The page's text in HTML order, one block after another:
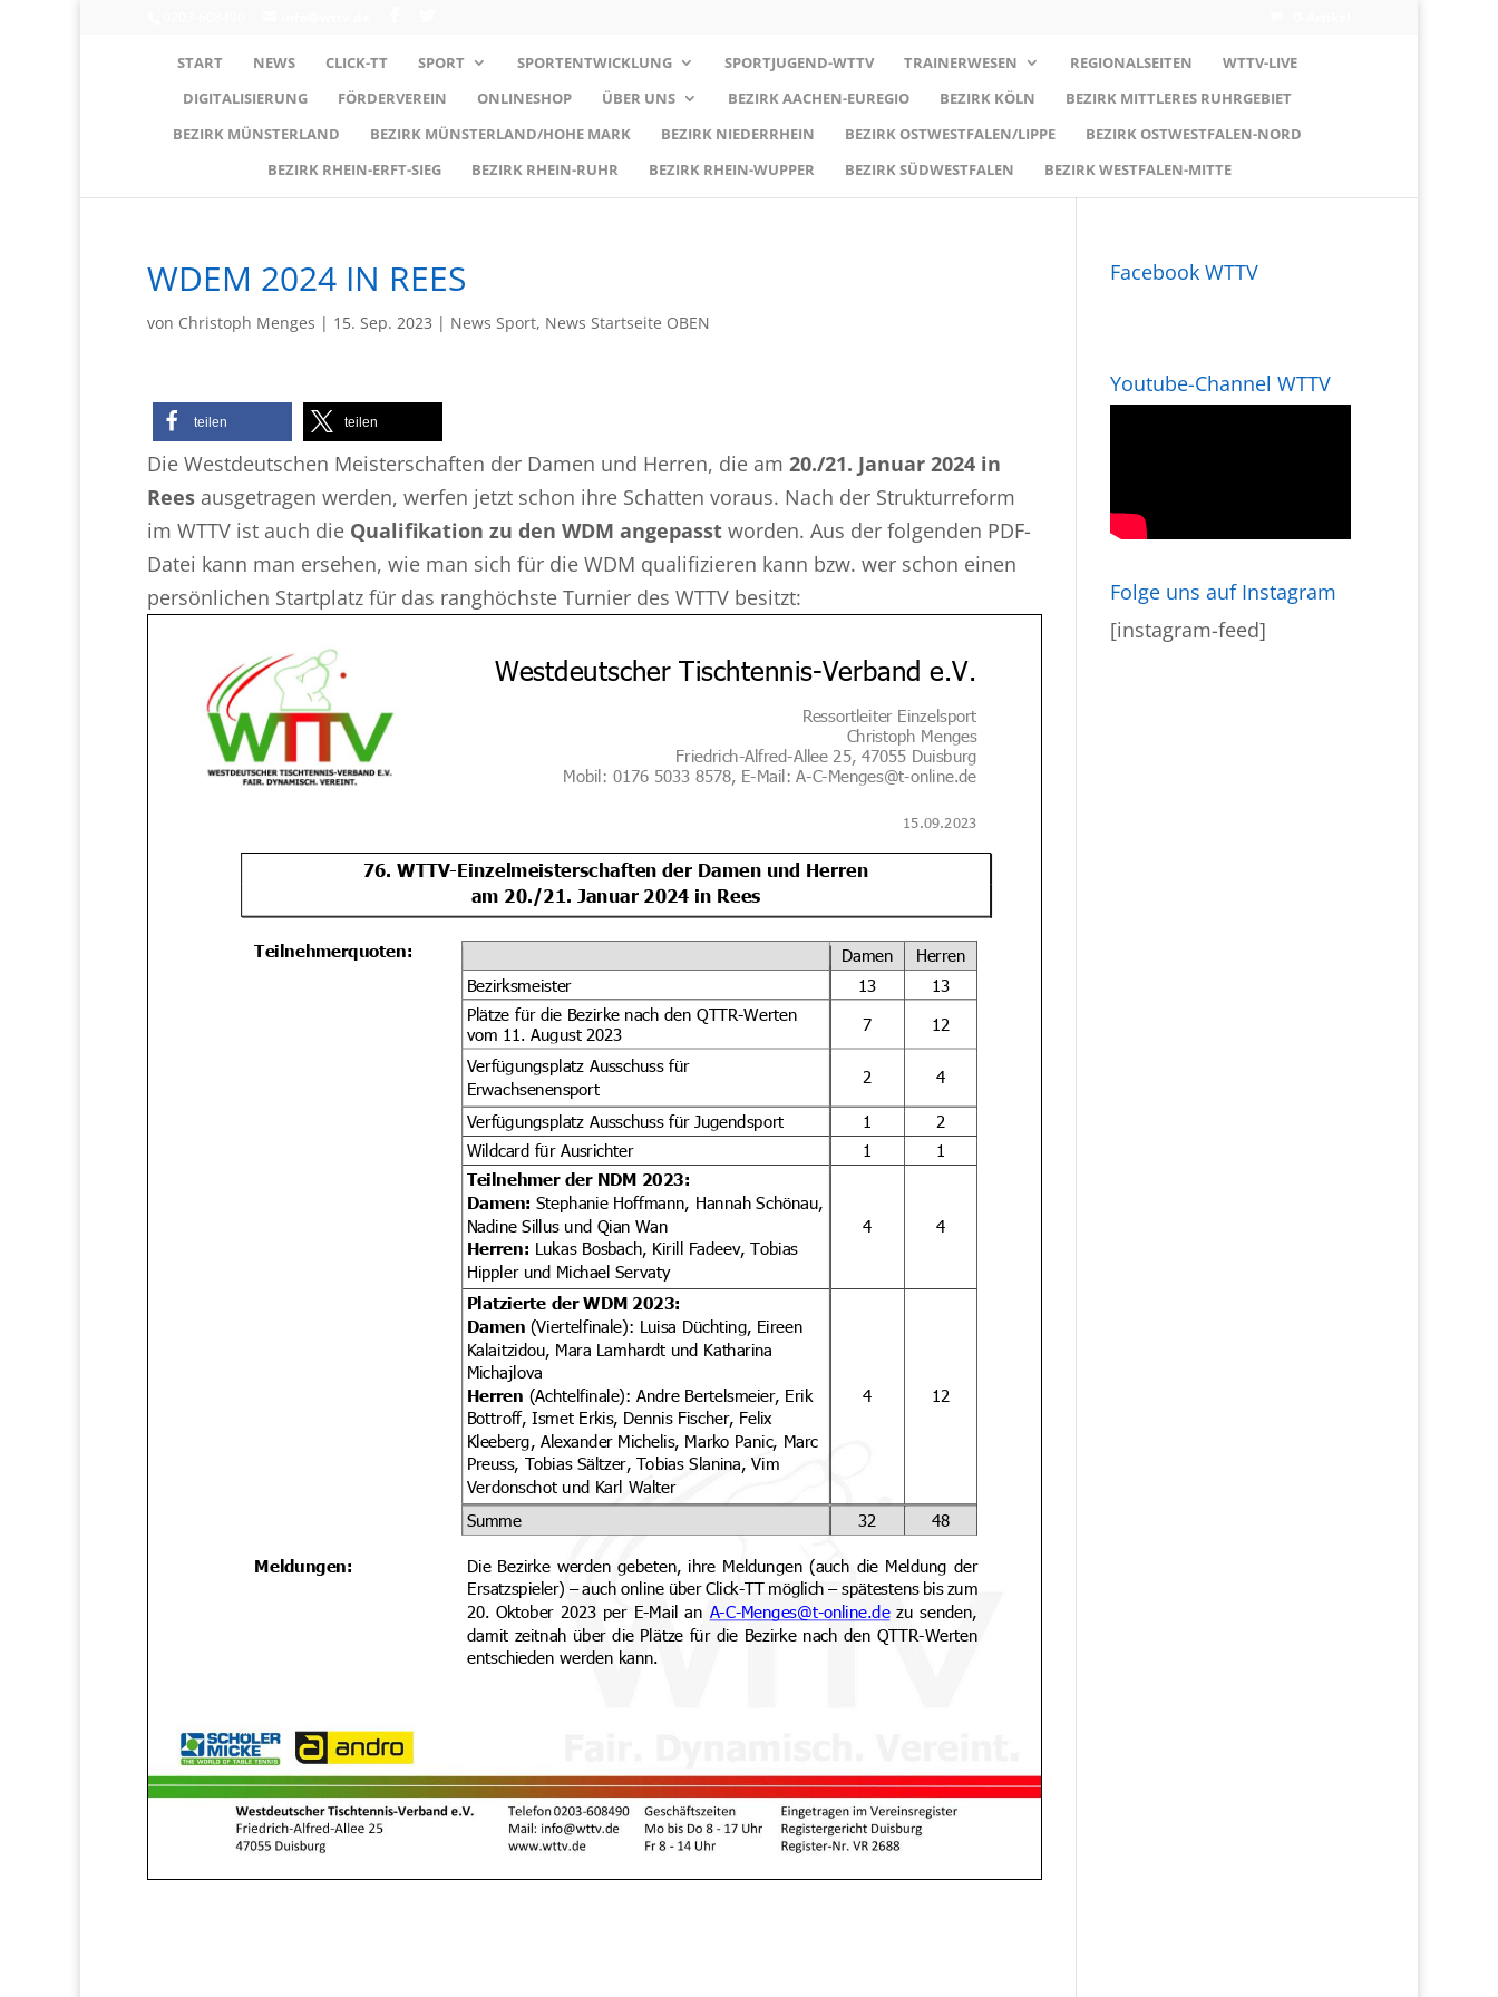
START NEWS CLICK-TT SPORT SPORTENTWICKLUNG SPORTJUGEND-WTTV TRAINERWESEN REGIONALSEITEN
WTTV-LIVE
DIGITALISIERUNG
FÖRDERVEREIN ONLINESHOP ÜBER UNS BEZIRK AACHEN-EUREGIO BEZIRK KÖLN
BEZIRK MITTLERES RUHRGEBIET
BEZIRK MÜNSTERLAND
BEZIRK MÜNSTERLAND/HOHE MARK BEZIRK NIEDERRHEIN BEZIRK OSTWESTFALEN/LIPPE
BEZIRK OSTWESTFALEN-NORD
BEZIRK RHEIN-ERFT-SIEG
BEZIRK RHEIN-RUHR BEZIRK RHEIN-WUPPER BEZIRK SÜDWESTFALEN BEZIRK WESTFALEN-MITTE
WDEM 2024 IN REES
von Christoph Menges | 15. Sep. 2023 | News Sport, News Startseite OBEN
teilen teilen
Die Westdeutschen Meisterschaften der Damen und Herren, die am 20./21. Januar 2024 in
Rees ausgetragen werden, werfen jetzt schon ihre Schatten voraus. Nach der Strukturreform
im WTTV ist auch die Qualifikation zu den WDM angepasst worden. Aus der folgenden PDF-
Datei kann man ersehen, wie man sich für die WDM qualifizieren kann bzw. wer schon einen
persönlichen Startplatz für das ranghöchste Turnier des WTTV besitzt:
Facebook WTTV
Youtube-Channel WTTV
Folge uns auf Instagram
[instagram-feed]